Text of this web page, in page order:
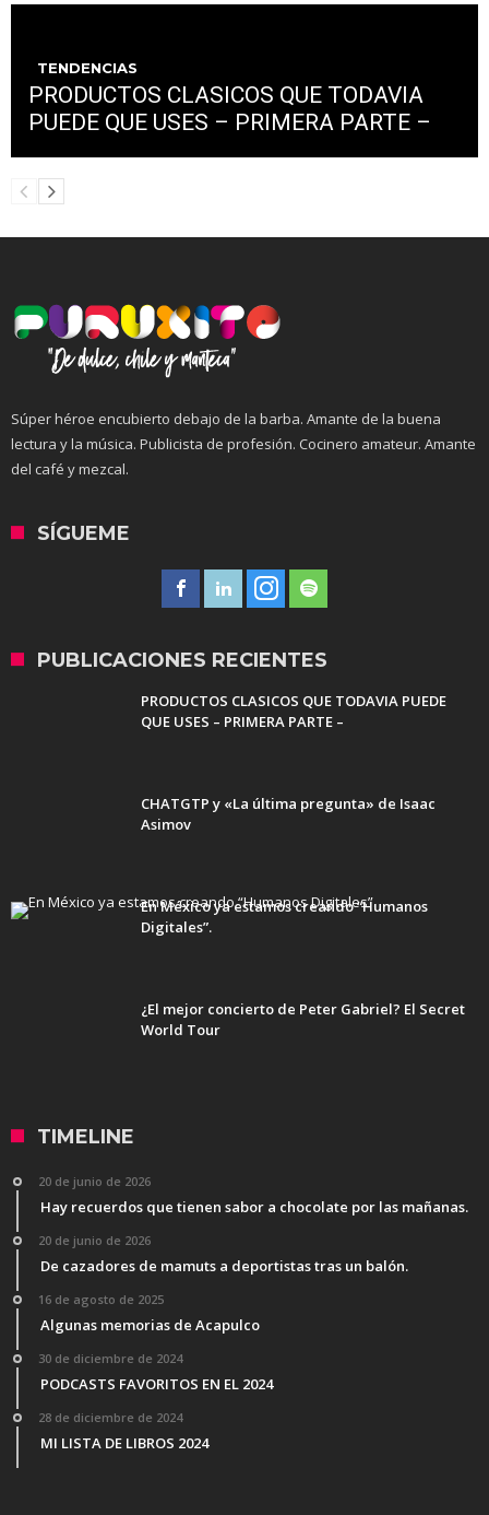
TENDENCIAS
PRODUCTOS CLASICOS QUE TODAVIA
PUEDE QUE USES – PRIMERA PARTE –
Súper héroe encubierto debajo de la barba. Amante de la buena
lectura y la música. Publicista de profesión. Cocinero amateur. Amante
del café y mezcal.
SÍGUEME
PUBLICACIONES RECIENTES
PRODUCTOS CLASICOS QUE TODAVIA PUEDE
QUE USES – PRIMERA PARTE –
CHATGTP y «La última pregunta» de Isaac
Asimov
En México ya estamos creando “Humanos
Digitales”.
¿El mejor concierto de Peter Gabriel? El Secret
World Tour
TIMELINE
20 de junio de 2026
Hay recuerdos que tienen sabor a chocolate por las mañanas.
20 de junio de 2026
De cazadores de mamuts a deportistas tras un balón.
16 de agosto de 2025
Algunas memorias de Acapulco
30 de diciembre de 2024
PODCASTS FAVORITOS EN EL 2024
28 de diciembre de 2024
MI LISTA DE LIBROS 2024